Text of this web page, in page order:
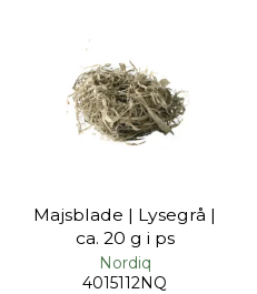
Majsblade | Lysegrå |
ca. 20 g i ps
Nordiq
4015112NQ